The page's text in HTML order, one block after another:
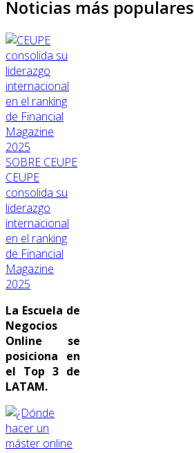
Noticias más populares
SOBRE CEUPE
CEUPE
consolida su
liderazgo
internacional
en el ranking
de Financial
Magazine
2025
La Escuela de
Negocios
Online se
posiciona en
el Top 3 de
LATAM.